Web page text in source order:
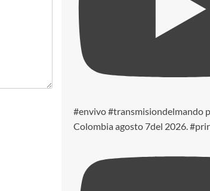
#envivo #transmisiondelmando
Colombia agosto 7del 2026.